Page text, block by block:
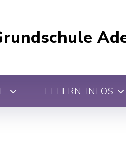
ELTERN-INFOS